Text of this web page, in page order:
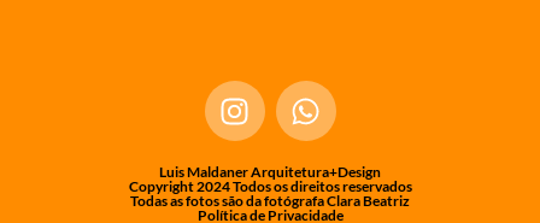
Luis Maldaner Arquitetura+Design
Copyright 2024 Todos os direitos reservados
Todas as fotos são da fotógrafa Clara Beatriz
Política de Privacidade